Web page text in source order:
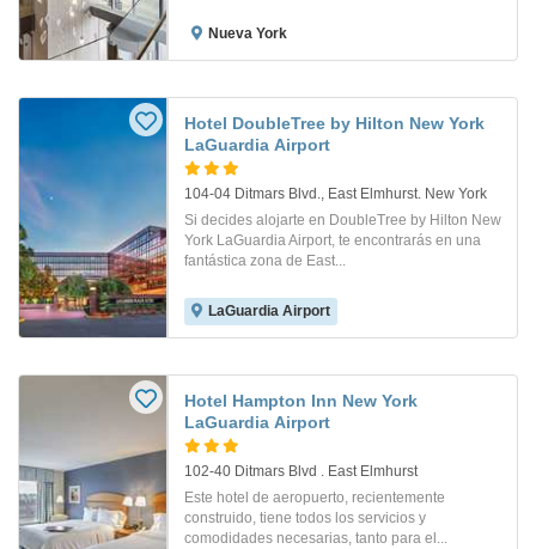
Nueva York
Hotel DoubleTree by Hilton New York
LaGuardia Airport
104-04 Ditmars Blvd., East Elmhurst. New York
Si decides alojarte en DoubleTree by Hilton New
York LaGuardia Airport, te encontrarás en una
fantástica zona de East...
LaGuardia Airport
Hotel Hampton Inn New York
LaGuardia Airport
102-40 Ditmars Blvd . East Elmhurst
Este hotel de aeropuerto, recientemente
construido, tiene todos los servicios y
comodidades necesarias, tanto para el...